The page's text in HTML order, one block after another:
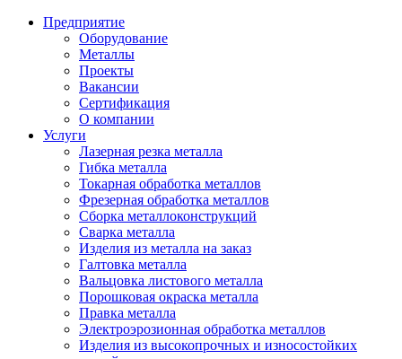
Предприятие
Оборудование
Металлы
Проекты
Вакансии
Сертификация
О компании
Услуги
Лазерная резка металла
Гибка металла
Токарная обработка металлов
Фрезерная обработка металлов
Сборка металлоконструкций
Сварка металла
Изделия из металла на заказ
Галтовка металла
Вальцовка листового металла
Порошковая окраска металла
Правка металла
Электроэрозионная обработка металлов
Изделия из высокопрочных и износостойких